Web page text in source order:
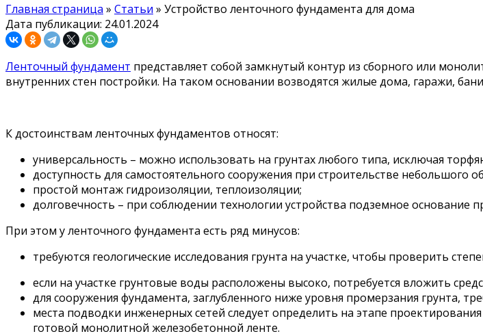
Главная страница » Статьи » Устройство ленточного фундамента для дома
Дата публикации: 24.01.2024
Ленточный фундамент представляет собой замкнутый контур из сборного или
внутренних стен постройки. На таком основании возводятся жилые дома, гаражи,
К достоинствам ленточных фундаментов относят:
универсальность – можно использовать на грунтах любого типа, исключая
доступность для самостоятельного сооружения при строительстве небольшого
простой монтаж гидроизоляции, теплоизоляции;
долговечность – при соблюдении технологии устройства подземное основание
При этом у ленточного фундамента есть ряд минусов:
требуются геологические исследования грунта на участке, чтобы проверить
если на участке грунтовые воды расположены высоко, потребуется вложить
для сооружения фундамента, заглубленного ниже уровня промерзания грунта,
места подводки инженерных сетей следует определить на этапе
готовой монолитной железобетонной ленте.